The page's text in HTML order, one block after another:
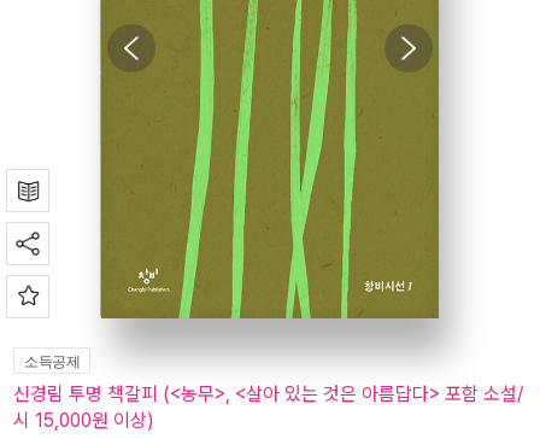
소득공제
신경림 투명 책갈피 (<농무>, <살아 있는 것은 아름답다> 포함 소설/
시 15,000원 이상)